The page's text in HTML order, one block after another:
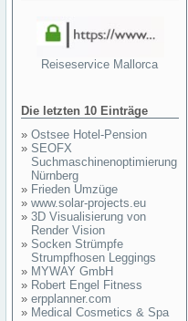
Reiseservice Mallorca
Die letzten 10 Einträge
» Ostsee Hotel-Pension
» SEOFX
Suchmaschinenoptimierung
Nürnberg
» Frieden Umzüge
» www.solar-projects.eu
» 3D Visualisierung von
Render Vision
» Socken Strümpfe
Strumpfhosen Leggings
» MYWAY GmbH
» Robert Engel Fitness
» erpplanner.com
» Medical Cosmetics & Spa